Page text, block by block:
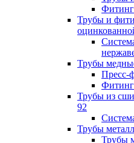
Трубы и
Трубы
Пресс-
Трубы из
92
Трубы
Трубы